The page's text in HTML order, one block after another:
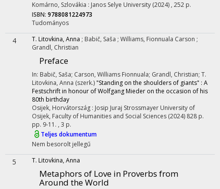
Komárno, Szlovákia : Janos Selye University (2024) , 252 p.
ISBN: 9788081224973
Tudományos
4 T. Litovkina, Anna ; Babič, Saša ; Williams, Fionnuala Carson ;
Grandl, Christian
Preface
In: Babič, Saša; Carson, Williams Fionnuala; Grandl, Christian; T.
Litovkina, Anna (szerk.) "Standing on the shoulders of giants" : A
Festschrift in honour of Wolfgang Mieder on the occasion of his
80th birthday
Osijek, Horvátország : Josip Juraj Strossmayer University of
Osijek, Faculty of Humanities and Social Sciences (2024) 828 p.
pp. 9-11. , 3 p.
Teljes dokumentum
Nem besorolt jellegű
5 T. Litovkina, Anna
Metaphors of Love in Proverbs from
Around the World